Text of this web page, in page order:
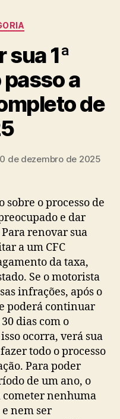
sua 1ª
a
de
de dezembro de 2025
sobre o processo de
e dar
renovar sua
a um CFC
da taxa,
Se o motorista
infrações, após o
poderá continuar
dias com o
ocorra, verá sua
todo o processo
Para poder
de um ano, o
nenhuma
nem ser